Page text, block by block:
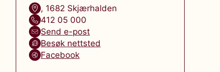
, 1682 Skjærhalden
412 05 000
Send e-post
Besøk nettsted
Facebook